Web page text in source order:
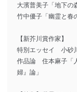
大濱普美子「地下の
竹中優子「幽霊と春
【新芥川賞作家】
特別エッセイ 小砂
作品論 住本麻子「
婦』論」